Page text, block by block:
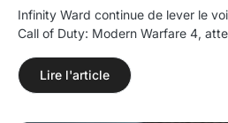
Infinity Ward continue de lever le
Call of Duty: Modern Warfare 4,
Lire l'article